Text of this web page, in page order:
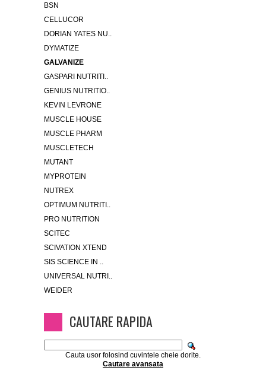
BSN
CELLUCOR
DORIAN YATES NU..
DYMATIZE
GALVANIZE
GASPARI NUTRITI..
GENIUS NUTRITIO..
KEVIN LEVRONE
MUSCLE HOUSE
MUSCLE PHARM
MUSCLETECH
MUTANT
MYPROTEIN
NUTREX
OPTIMUM NUTRITI..
PRO NUTRITION
SCITEC
SCIVATION XTEND
SIS SCIENCE IN ..
UNIVERSAL NUTRI..
WEIDER
CAUTARE RAPIDA
Cauta usor folosind cuvintele cheie dorite.
Cautare avansata